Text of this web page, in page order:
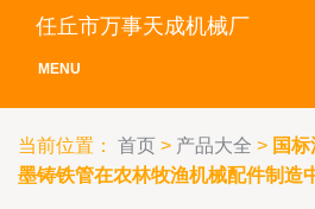
任丘市万事天成机械厂
MENU
当前位置： 首页 > 产品大全 > 国
墨铸铁管在农林牧渔机械配件制造